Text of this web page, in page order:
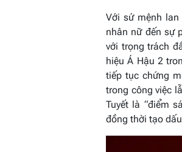
Với sứ mệnh
nhân nữ đến sự
với trọng trách
hiệu Á Hậu 2
tiếp tục chứng
trong công việc
Tuyết là “điểm
đồng thời tạo